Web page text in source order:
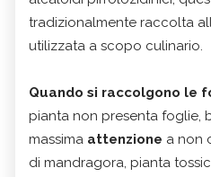
tradizionalmente raccolta
utilizzata a scopo culinario.
Quando si raccolgono le
pianta non presenta foglie,
massima attenzione a non
di mandragora, pianta